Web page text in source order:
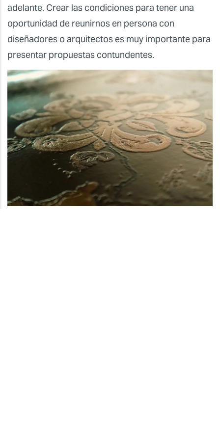
adelante. Crear las condiciones para tener una
oportunidad de reunirnos en persona con
diseñadores o arquitectos es muy importante para
presentar propuestas contundentes.